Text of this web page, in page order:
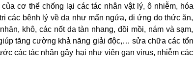
cơ thể chống lại các tác nhân vật lý, ô nhiễm, hóa
các bệnh lý về da như mẩn ngứa, dị ứng do thức ăn,
khô, các nốt da tàn nhang, đồi mồi, nám và sạm,
tăng cường khả năng giải độc,… sửa chữa các tổn
các tác nhân gây hại như viên gan virus, nhiễm các